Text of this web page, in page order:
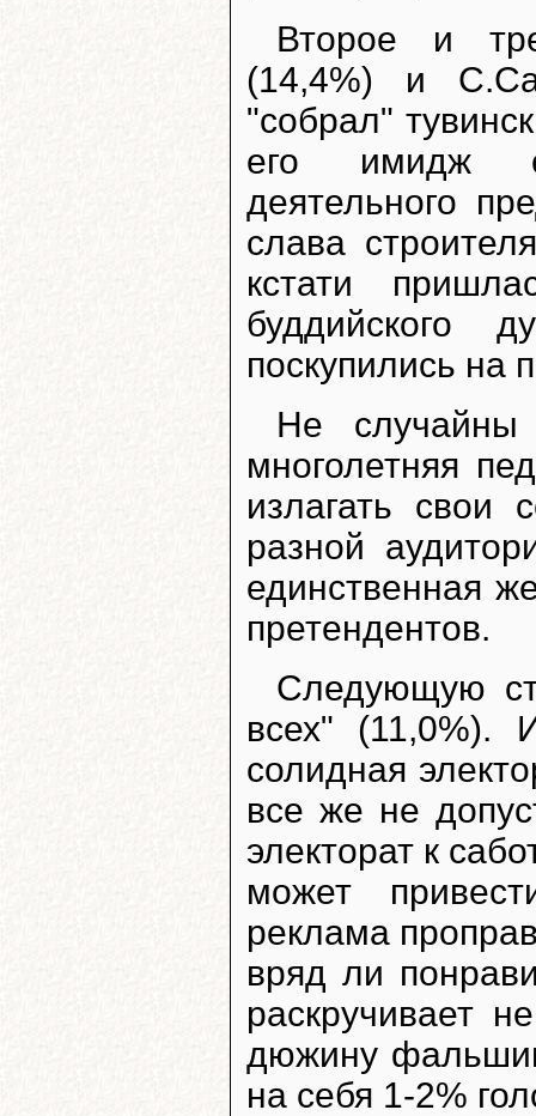
Второе и
(14,4%) и
"собрал"
его имидж
деятельного
слава
кстати
буддийского
поскупились на
Не
многолетняя
излагать свои
разной
единственная
претендентов.
Следующую
всех" (11,0%).
солидная
все же не
электорат к
может
реклама
вряд ли
раскручивает
дюжину
на себя 1-2%